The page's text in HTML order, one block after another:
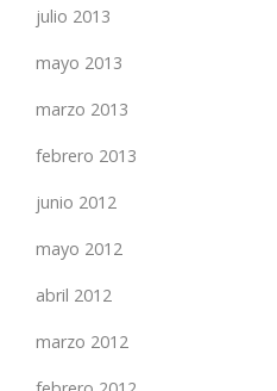
julio 2013
mayo 2013
marzo 2013
febrero 2013
junio 2012
mayo 2012
abril 2012
marzo 2012